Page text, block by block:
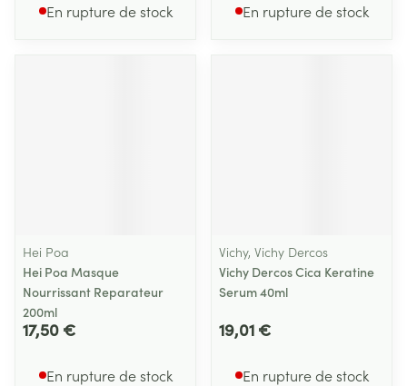
En rupture de stock En rupture de stock
Hei Poa
Hei Poa Masque
Nourrissant Reparateur
200ml
17,50 €
En rupture de stock
Vichy, Vichy Dercos
Vichy Dercos Cica Keratine
Serum 40ml
19,01 €
En rupture de stock